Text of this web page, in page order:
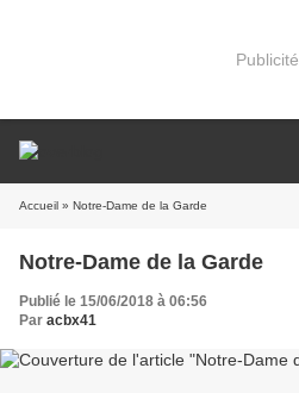
Publicité
Accueil » Notre-Dame de la Garde
Notre-Dame de la Garde
Publié le 15/06/2018 à 06:56
Par acbx41